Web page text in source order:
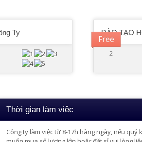
Ty
Free
ĐÀO TẠO
2
Thời gian làm việc
Công ty làm việc từ 8-17h hàng ngày, nếu quý